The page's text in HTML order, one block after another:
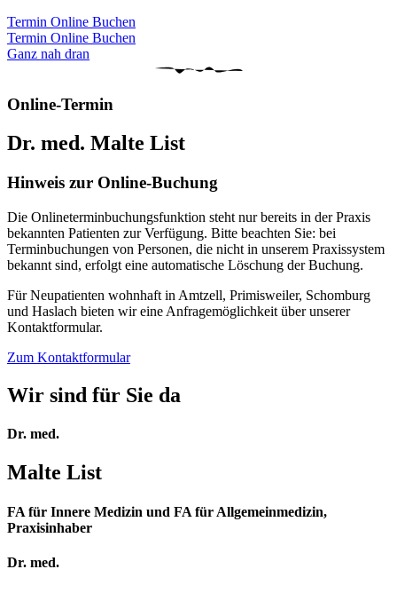
Termin Online Buchen
Termin Online Buchen
Ganz nah dran
Online-Termin
Dr. med. Malte List
Hinweis zur Online-Buchung
Die Onlineterminbuchungsfunktion steht nur bereits in der Praxis
bekannten Patienten zur Verfügung. Bitte beachten Sie: bei
Terminbuchungen von Personen, die nicht in unserem Praxissystem
bekannt sind, erfolgt eine automatische Löschung der Buchung.
Für Neupatienten wohnhaft in Amtzell, Primisweiler, Schomburg
und Haslach bieten wir eine Anfragemöglichkeit über unserer
Kontaktformular.
Zum Kontaktformular
Wir sind für Sie da
Dr. med.
Malte List
FA für Innere Medizin und FA für Allgemeinmedizin,
Praxisinhaber
Dr. med.